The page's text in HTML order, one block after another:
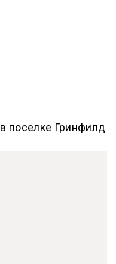
в поселке Гринфилд